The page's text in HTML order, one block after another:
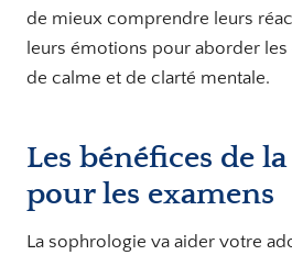
de mieux comprendre leurs
leurs émotions pour aborder
de calme et de clarté mentale.
Les bénéfices de
pour les examens
La sophrologie va aider votre